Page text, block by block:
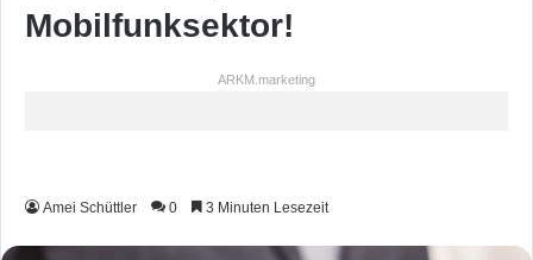
Mobilfunksektor!
ARKM.marketing
Amei Schüttler 0 3 Minuten Lesezeit